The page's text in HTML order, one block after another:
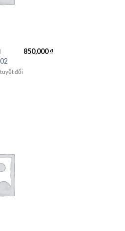
850,000₫
đối